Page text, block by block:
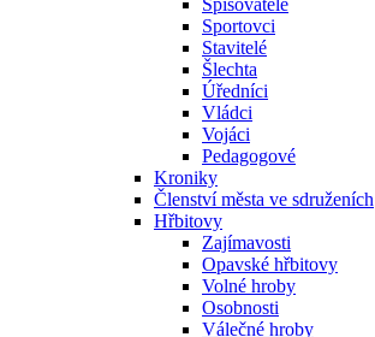
Spisovatelé
Sportovci
Stavitelé
Šlechta
Úředníci
Vládci
Vojáci
Pedagogové
Kroniky
Členství města ve sdruženích
Hřbitovy
Zajímavosti
Opavské hřbitovy
Volné hroby
Osobnosti
Válečné hroby